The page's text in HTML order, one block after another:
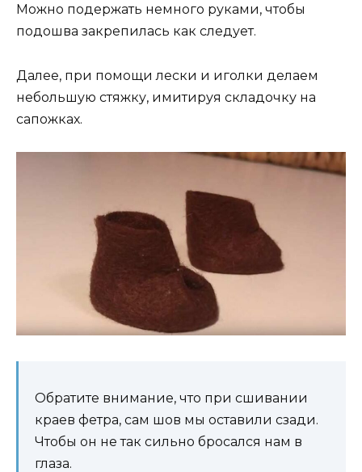
Можно подержать немного руками, чтобы
подошва закрепилась как следует.
Далее, при помощи лески и иголки делаем
небольшую стяжку, имитируя складочку на
сапожках.
Обратите внимание, что при сшивании
краев фетра, сам шов мы оставили сзади.
Чтобы он не так сильно бросался нам в
глаза.